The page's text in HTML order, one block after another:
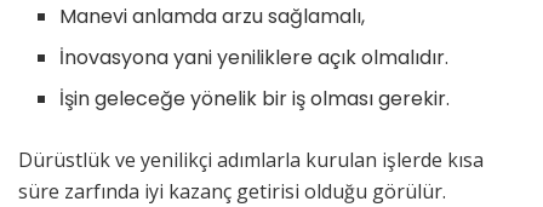
Manevi anlamda arzu sağlamalı,
İnovasyona yani yeniliklere açık olmalıdır.
İşin geleceğe yönelik bir iş olması gerekir.
Dürüstlük ve yenilikçi adımlarla kurulan işlerde kısa
süre zarfında iyi kazanç getirisi olduğu görülür.